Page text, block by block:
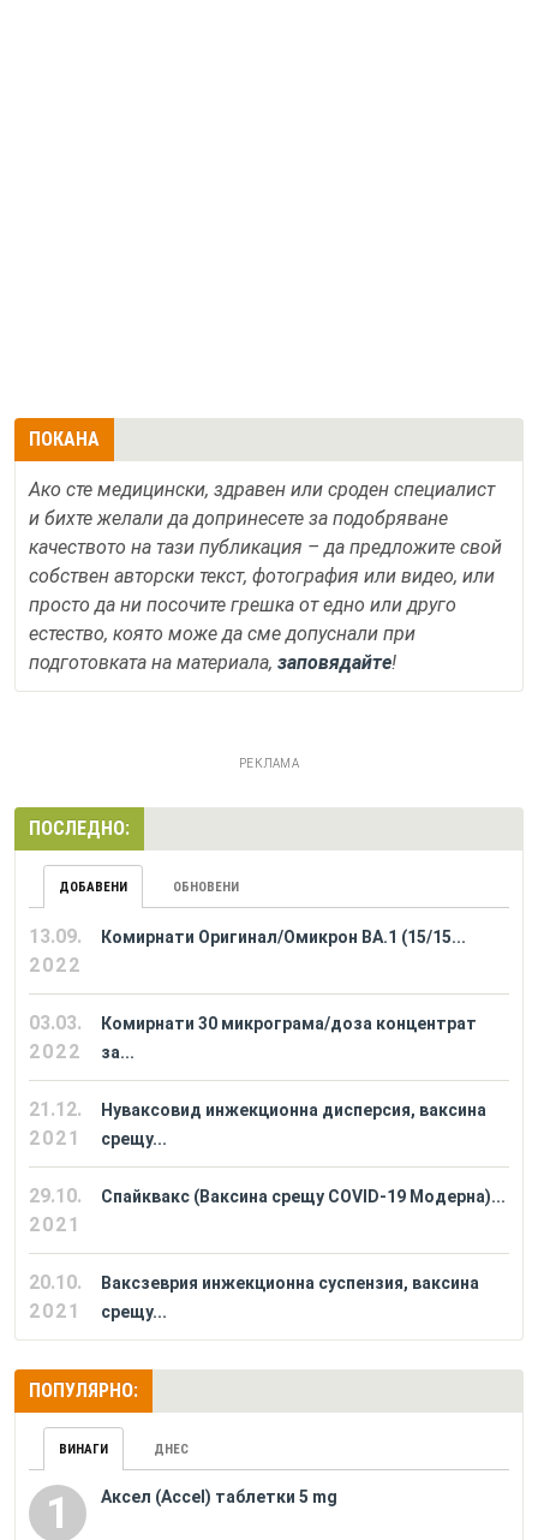
ПОКАНА
Ако сте медицински, здравен или сроден специалист
и бихте желали да допринесете за подобряване
качеството на тази публикация – да предложите свой
собствен авторски текст, фотография или видео, или
просто да ни посочите грешка от едно или друго
естество, която може да сме допуснали при
подготовката на материала, заповядайте!
РЕКЛАМА
ПОСЛЕДНО:
ДОБАВЕНИ ОБНОВЕНИ
13.09.
2022
Комирнати Оригинал/Омикрон BA.1 (15/15...
03.03.
2022
Комирнати 30 микрограма/доза концентрат
за...
21.12.
2021
Нуваксовид инжекционна дисперсия, ваксина
срещу...
29.10.
2021
Спайквакс (Ваксина срещу COVID-19 Модерна)...
20.10.
2021
Ваксзеврия инжекционна суспензия, ваксина
срещу...
ПОПУЛЯРНО:
ВИНАГИ ДНЕС
1 Аксел (Accel) таблетки 5 mg